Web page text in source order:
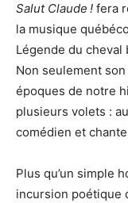
Salut Claude ! fera
la musique
Légende du cheval
Non seulement
époques de notre
plusieurs volets :
comédien et
Plus qu’un simple
incursion poétique